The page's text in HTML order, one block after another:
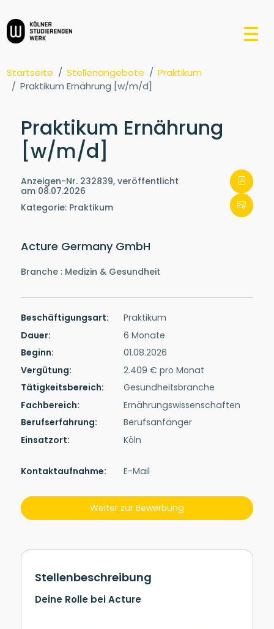
Startseite Stellenangebote
Praktikum
Praktikum Ernährung [w/m/d]
Praktikum Ernährung
[w/m/d]
Anzeigen-Nr. 232839, veröffentlicht
am 08.07.2026
Kategorie: Praktikum
Acture Germany GmbH
Branche : Medizin & Gesundheit
Beschäftigungsart:
Praktikum
Dauer:
6 Monate
Beginn:
01.08.2026
Vergütung:
2.409 € pro Monat
Tätigkeitsbereich:
Gesundheitsbranche
Fachbereich:
Ernährungswissenschaften
Berufserfahrung:
Berufsanfänger
Einsatzort:
Köln
Kontakt­auf­nah­me: E-Mail
Weiter zur Bewerbung
Stellenbeschreibung
Deine Rolle bei Acture